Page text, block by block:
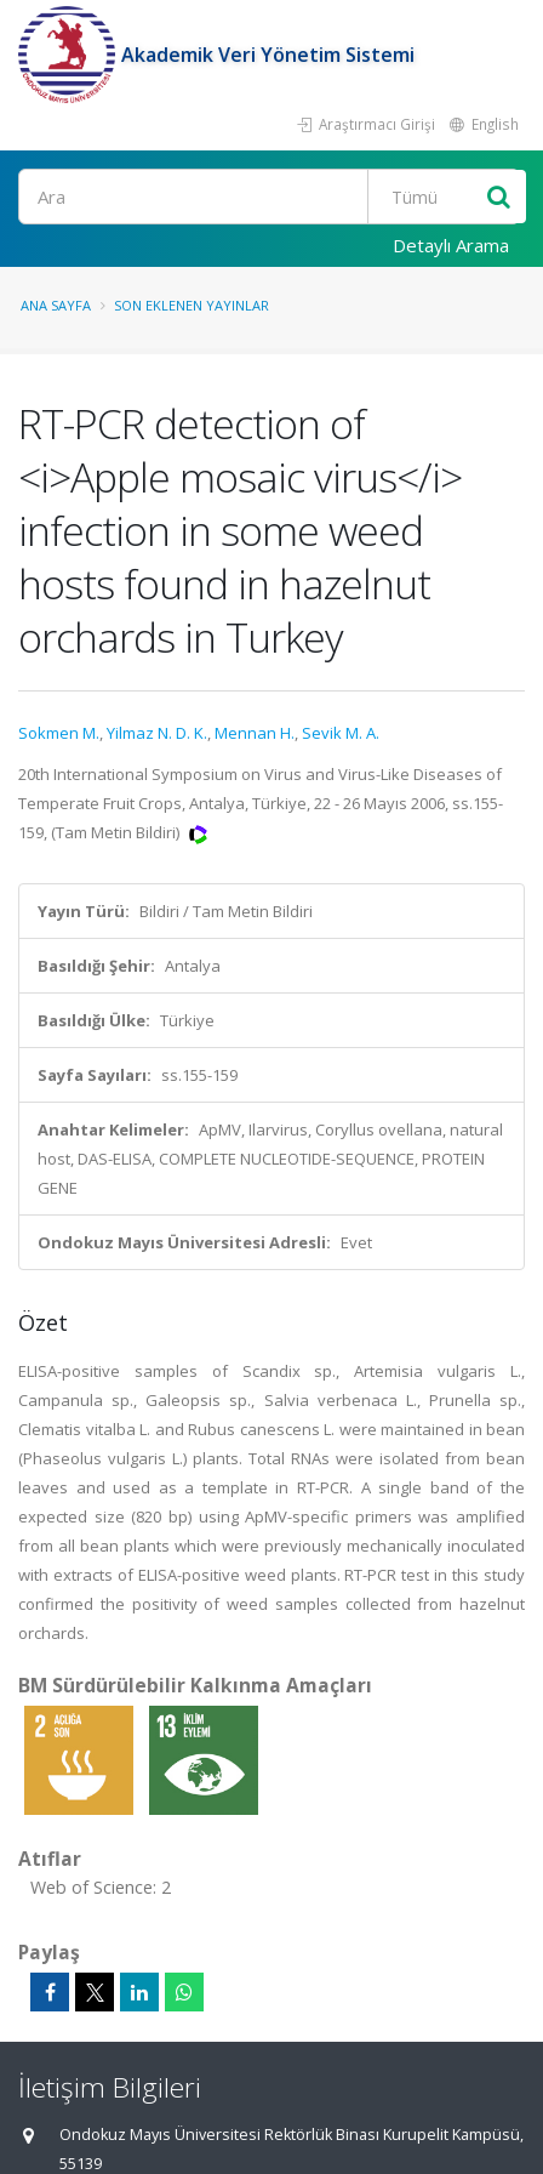
Akademik Veri Yönetim Sistemi
Araştırmacı Girişi English
Ara
Detaylı Arama
ANA SAYFA SON EKLENEN YAYINLAR
RT-PCR detection of
<i>Apple mosaic virus</i>
infection in some weed
hosts found in hazelnut
orchards in Turkey
Sokmen M.,Yilmaz N. D. K.,Mennan H., Sevik M. A.
20th International Symposium on Virus and Virus-Like Diseases of
Temperate Fruit Crops, Antalya, Türkiye, 22 - 26 Mayıs 2006, ss.155-
159, (Tam Metin Bildiri)
Yayın Türü: Bildiri / Tam Metin Bildiri
Basıldığı Şehir: Antalya
Basıldığı Ülke: Türkiye
Sayfa Sayıları: ss.155-159
Anahtar Kelimeler: ApMV, Ilarvirus, Coryllus ovellana, natural
host, DAS-ELISA, COMPLETE NUCLEOTIDE-SEQUENCE, PROTEIN
GENE
Ondokuz Mayıs Üniversitesi Adresli: Evet
Özet
ELISA-positive samples of Scandix sp., Artemisia vulgaris L.,
Campanula sp., Galeopsis sp., Salvia verbenaca L., Prunella sp.,
Clematis vitalba L. and Rubus canescens L. were maintained in bean
(Phaseolus vulgaris L.) plants. Total RNAs were isolated from bean
leaves and used as a template in RT-PCR. A single band of the
expected size (820 bp) using ApMV-specific primers was amplified
from all bean plants which were previously mechanically inoculated
with extracts of ELISA-positive weed plants. RT-PCR test in this study
confirmed the positivity of weed samples collected from hazelnut
orchards.
BM Sürdürülebilir Kalkınma Amaçları
Atıflar
Web of Science: 2
Paylaş
İletişim Bilgileri
Ondokuz Mayıs Üniversitesi Rektörlük Binası Kurupelit Kampüsü,
55139